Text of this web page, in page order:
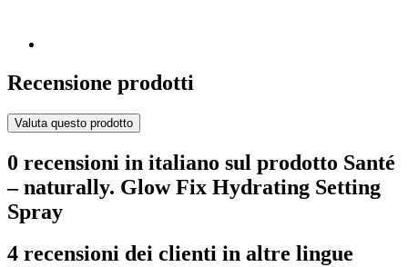
Recensione prodotti
Valuta questo prodotto
0 recensioni in italiano sul prodotto Santé
– naturally. Glow Fix Hydrating Setting
Spray
4 recensioni dei clienti in altre lingue